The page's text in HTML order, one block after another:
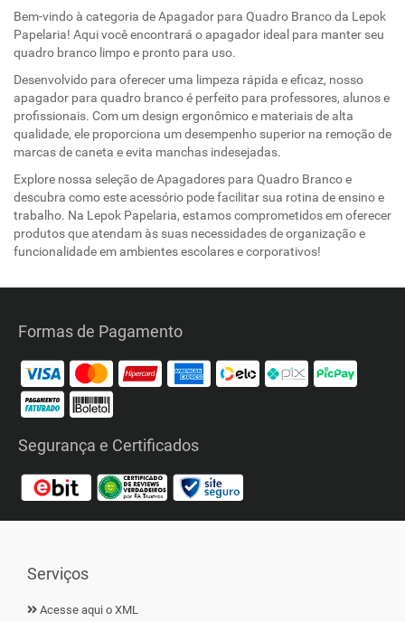
Bem-vindo à categoria de Apagador para Quadro Branco da Lepok
Papelaria! Aqui você encontrará o apagador ideal para manter seu
quadro branco limpo e pronto para uso.
Desenvolvido para oferecer uma limpeza rápida e eficaz, nosso
apagador para quadro branco é perfeito para professores, alunos e
profissionais. Com um design ergonômico e materiais de alta
qualidade, ele proporciona um desempenho superior na remoção de
marcas de caneta e evita manchas indesejadas.
Explore nossa seleção de Apagadores para Quadro Branco e
descubra como este acessório pode facilitar sua rotina de ensino e
trabalho. Na Lepok Papelaria, estamos comprometidos em oferecer
produtos que atendam às suas necessidades de organização e
funcionalidade em ambientes escolares e corporativos!
Formas de Pagamento
Segurança e Certificados
Serviços
Acesse aqui o XML